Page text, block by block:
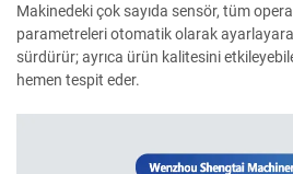
Makinedeki çok sayıda sensör, tüm
parametreleri otomatik olarak
sürdürür; ayrıca ürün kalitesini
hemen tespit eder.